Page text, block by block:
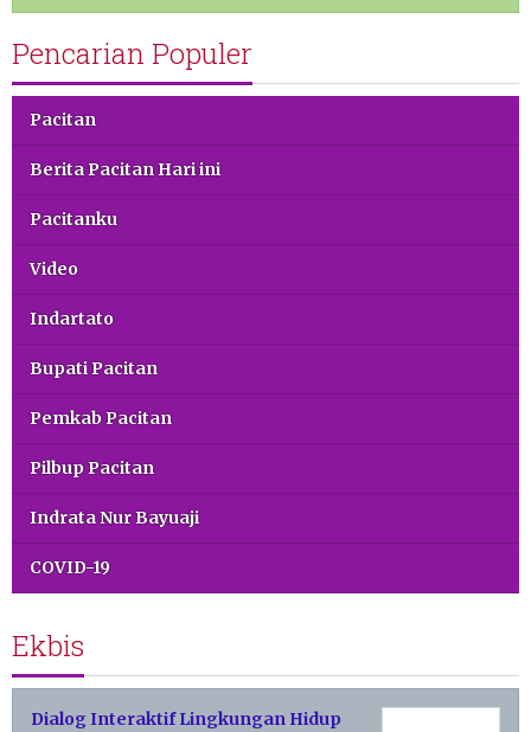
Pencarian Populer
Pacitan
Berita Pacitan Hari ini
Pacitanku
Video
Indartato
Bupati Pacitan
Pemkab Pacitan
Pilbup Pacitan
Indrata Nur Bayuaji
COVID-19
Ekbis
Dialog Interaktif Lingkungan Hidup